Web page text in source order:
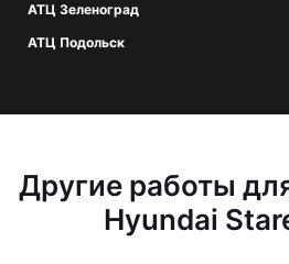
АТЦ Зеленоград
АТЦ Подольск
Другие работы
Hyundai